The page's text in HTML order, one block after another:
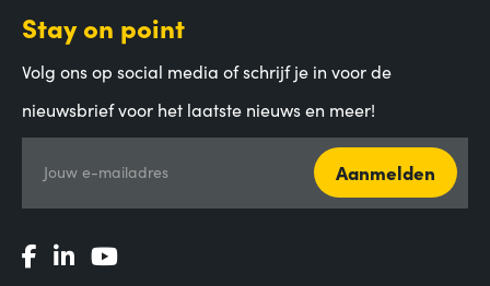
Stay on point
Volg ons op social media of schrijf je in voor de
nieuwsbrief voor het laatste nieuws en meer!
Jouw e-mailadres Aanmelden